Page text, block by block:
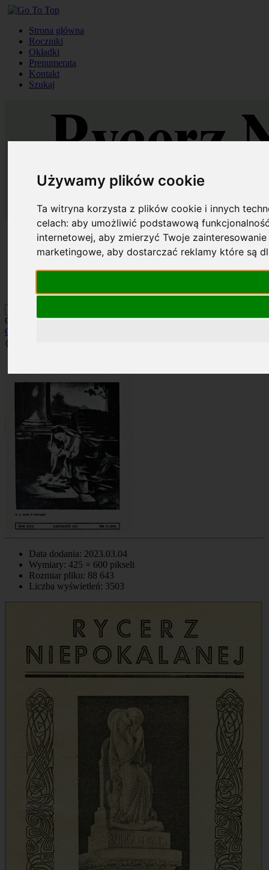
Używamy plików cookie
Ta witryna korzysta z plików cookie i innych
celach:aby umożliwić podstawową
internetowej,aby zmierzyć Twoje
marketingowe,aby dostarczać reklamy które są
Strona główna
Roczniki
Okładki
Prenumerata
Kontakt
Szukaj
Strona główna
Okładki
Okładka: RN 12/1951
Okładki
Data dodania: 2023.03.04
Wymiary: 425 × 600 pikseli
Rozmiar pliku: 88 643
Liczba wyświetleń: 3503